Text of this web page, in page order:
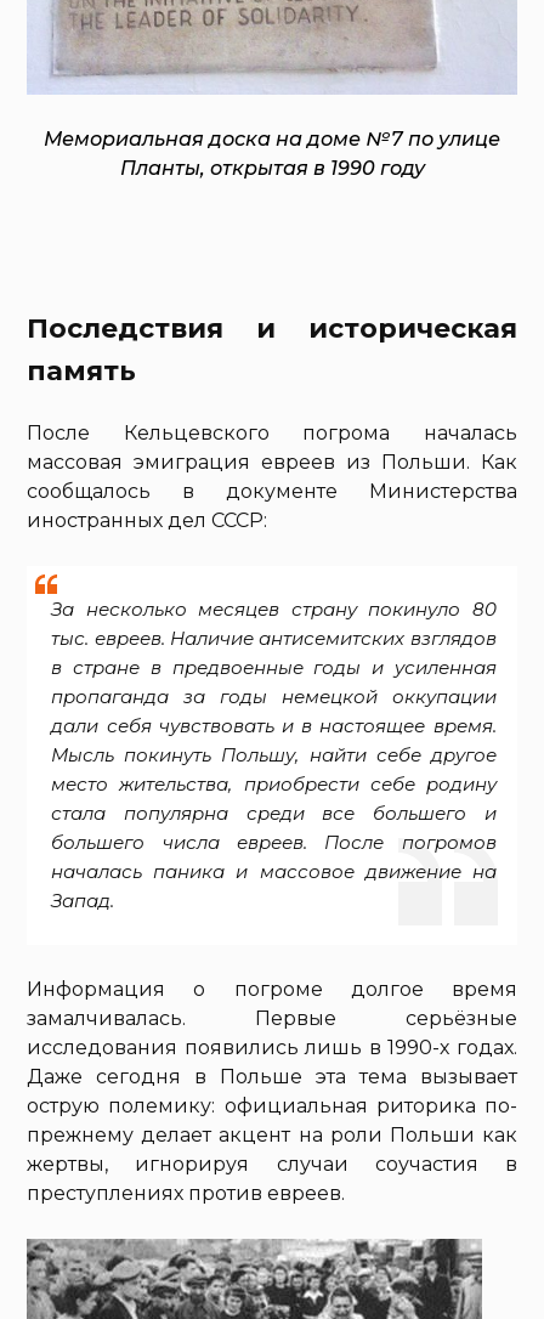
Мемориальная доска на доме № 7 по улице
Планты, открытая в 1990 году
Последствия и историческая
память
После Кельцевского погрома началась
массовая эмиграция евреев из Польши. Как
сообщалось в документе Министерства
иностранных дел СССР:
За несколько месяцев страну покинуло 80
тыс. евреев. Наличие антисемитских взглядов
в стране в предвоенные годы и усиленная
пропаганда за годы немецкой оккупации
дали себя чувствовать и в настоящее время.
Мысль покинуть Польшу, найти себе другое
место жительства, приобрести себе родину
стала популярна среди все большего и
большего числа евреев. После погромов
началась паника и массовое движение на
Запад.
Информация о погроме долгое время
замалчивалась. Первые серьёзные
исследования появились лишь в 1990-х годах.
Даже сегодня в Польше эта тема вызывает
острую полемику: официальная риторика по-
прежнему делает акцент на роли Польши как
жертвы, игнорируя случаи соучастия в
преступлениях против евреев.